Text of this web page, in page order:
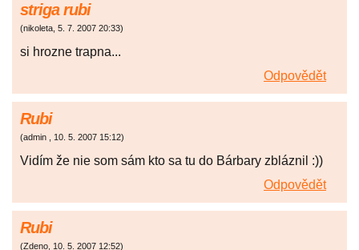
striga rubi
(nikoleta, 5. 7. 2007 20:33)
si hrozne trapna...
Odpovědět
Rubi
(admin , 10. 5. 2007 15:12)
Vidím že nie som sám kto sa tu do Bárbary zbláznil :))
Odpovědět
Rubi
(Zdeno, 10. 5. 2007 12:52)